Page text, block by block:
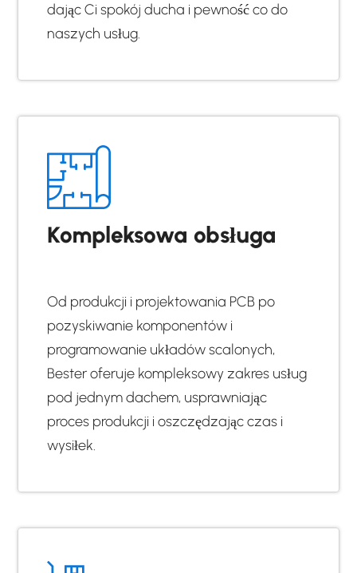
dając Ci spokój ducha i pewność co do
naszych usług.
Kompleksowa obsługa
Od produkcji i projektowania PCB po
pozyskiwanie komponentów i
programowanie układów scalonych,
Bester oferuje kompleksowy zakres usług
pod jednym dachem, usprawniając
proces produkcji i oszczędzając czas i
wysiłek.